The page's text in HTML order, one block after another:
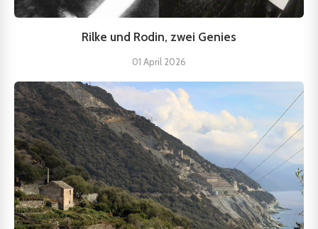
Rilke und Rodin, zwei Genies
01 April 2026